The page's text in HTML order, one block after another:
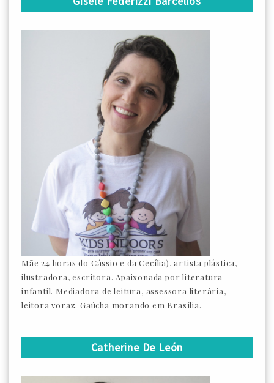
Mãe 24 horas do Cássio e da Cecília), artista plástica,
ilustradora, escritora. Apaixonada por literatura
infantil. Mediadora de leitura, assessora literária,
leitora voraz. Gaúcha morando em Brasília.
Catherine De León